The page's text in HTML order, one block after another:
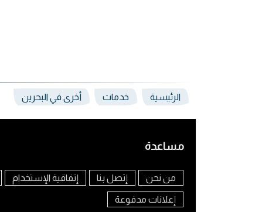
الرئيسية خدمات أخرى في البحرين
مساعدة
من نحن إتصل بنا إتفاقية الإستخدام
إعلانات مدفوعة